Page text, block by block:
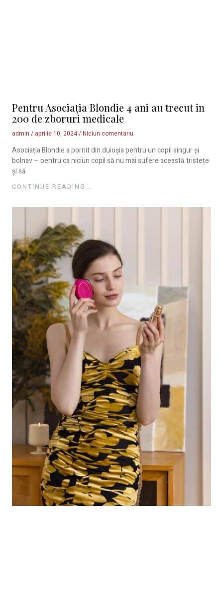
Pentru Asociația Blondie 4 ani au trecut în
200 de zboruri medicale
admin aprilie 10, 2024 Niciun comentariu
Asociația Blondie a pornit din duioșia pentru un copil singur și
bolnav – pentru ca niciun copil să nu mai sufere această tristețe
și să
CONTINUE READING...